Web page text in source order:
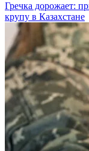
Гречка дорожает:
крупу в Казахстане